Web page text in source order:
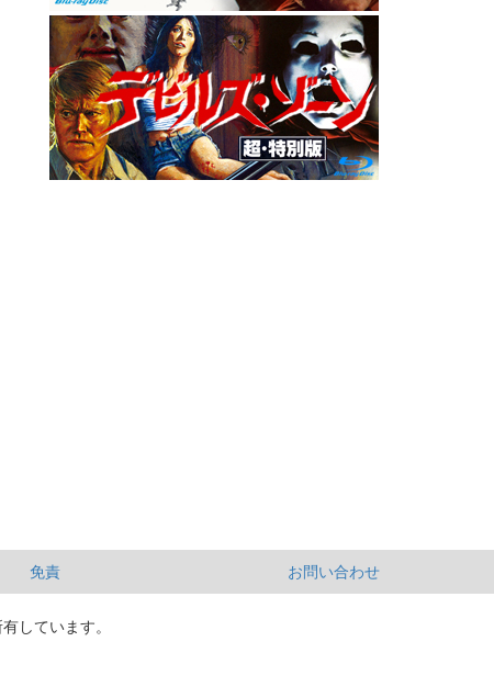
免責 お問い合わせ
しています。